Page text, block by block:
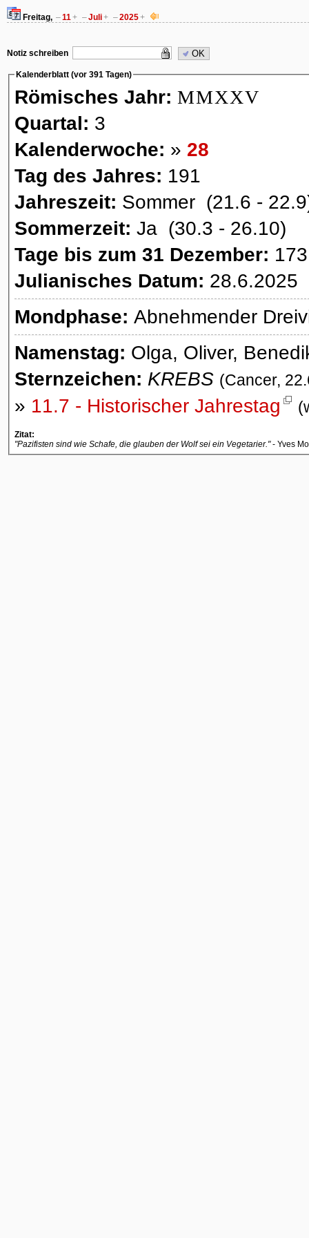
Freitag, –11+ –Juli+ –2025+
Notiz schreiben OK
Kalenderblatt (vor 391 Tagen)
Römisches Jahr: MMXXV
Quartal: 3
Kalenderwoche: » 28
Tag des Jahres: 191
Jahreszeit: Sommer (21.6 -
Sommerzeit: Ja (30.3 - 26.10)
Tage bis zum 31 Dezember: 173
Julianisches Datum: 28.6.2025
Mondphase: Abnehmender
Namenstag: Olga, Oliver,
Sternzeichen: KREBS (Cancer,
» 11.7 - Historischer Jahrestag
Zitat:
"Pazifisten sind wie Schafe, die glauben der Wolf sei ein Vegetarier."- Yves